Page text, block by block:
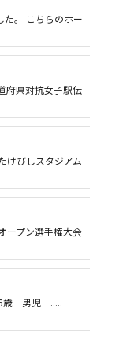
た。 こちらのホー
府県対抗女子駅伝
けびしスタジアム
ープン選手権大会
6歳 男児 .....